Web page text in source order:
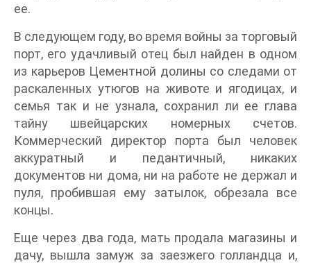
ее.
В следующем году, во время войны за торговый
порт, его удачливый отец был найден в одном
из карьеров Цементной долины со следами от
раскаленных утюгов на животе и ягодицах, и
семья так и не узнала, сохранил ли ее глава
тайну швейцарских номерных счетов.
Коммерческий директор порта был человек
аккуратный и педантичный, никаких
документов ни дома, ни на работе не держал и
пуля, пробившая ему затылок, обрезала все
концы.
Еще через два года, мать продала магазины и
дачу, вышла замуж за заезжего голландца и,